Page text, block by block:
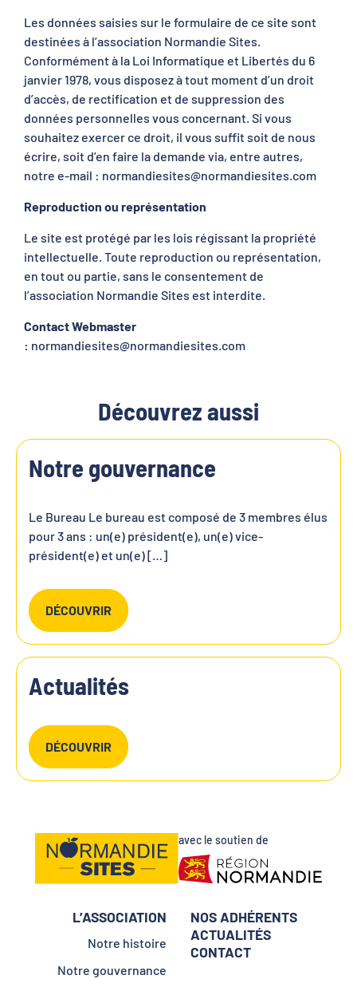
Les données saisies sur le formulaire de ce site sont
destinées à l’association Normandie Sites.
Conformément à la Loi Informatique et Libertés du 6
janvier 1978, vous disposez à tout moment d’un droit
d’accès, de rectification et de suppression des
données personnelles vous concernant. Si vous
souhaitez exercer ce droit, il vous suffit soit de nous
écrire, soit d’en faire la demande via, entre autres,
notre e-mail : normandiesites@normandiesites.com
Reproduction ou représentation
Le site est protégé par les lois régissant la propriété
intellectuelle. Toute reproduction ou représentation,
en tout ou partie, sans le consentement de
l’association Normandie Sites est interdite.
Contact Webmaster
: normandiesites@normandiesites.com
Découvrez aussi
Notre gouvernance
Le Bureau Le bureau est composé de 3 membres élus
pour 3 ans : un(e) président(e), un(e) vice-
président(e) et un(e) […]
DÉCOUVRIR
Actualités
DÉCOUVRIR
avec le soutien de
L’ASSOCIATION
Notre histoire
Notre gouvernance
NOS ADHÉRENTS
ACTUALITÉS
CONTACT